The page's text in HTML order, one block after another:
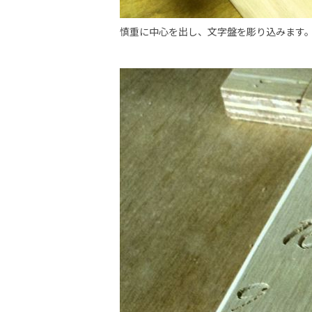
慎重に中心を出し、文字盤を彫り込みます